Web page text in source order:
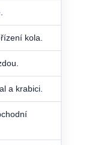
kola.
a krabici.